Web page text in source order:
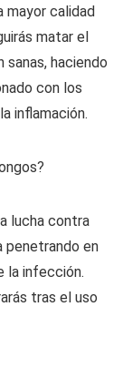
mayor calidad
matar el
sanas, haciendo
con los
inflamación.
lucha contra
penetrando en
la infección.
tras el uso